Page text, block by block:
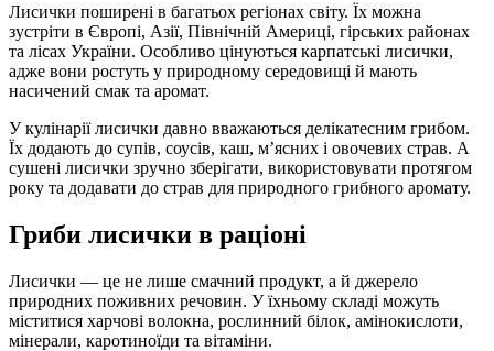
Лисички поширені в багатьох регіонах світу. Їх можна
зустріти в Європі, Азії, Північній Америці, гірських районах
та лісах України. Особливо цінуються карпатські лисички,
адже вони ростуть у природному середовищі й мають
насичений смак та аромат.
У кулінарії лисички давно вважаються делікатесним грибом.
Їх додають до супів, соусів, каш, м’ясних і овочевих страв. А
сушені лисички зручно зберігати, використовувати протягом
року та додавати до страв для природного грибного аромату.
Гриби лисички в раціоні
Лисички — це не лише смачний продукт, а й джерело
природних поживних речовин. У їхньому складі можуть
міститися харчові волокна, рослинний білок, амінокислоти,
мінерали, каротиноїди та вітаміни.